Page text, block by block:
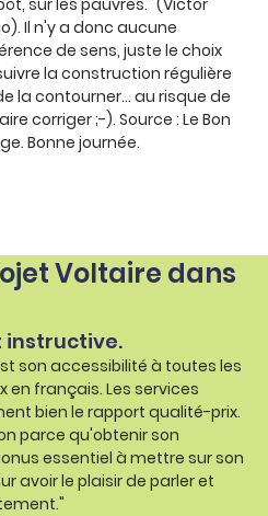
Il n'y a donc aucune
de sens, juste le choix
la construction régulière
la contourner... au risque de
corriger ;-). Source : Le Bon
Bonne journée.
Voltaire dans
instructive.
son accessibilité à toutes les
en français. Les services
bien le rapport qualité-prix.
parce qu'obtenir son
essentiel à mettre sur son
avoir le plaisir de parler et